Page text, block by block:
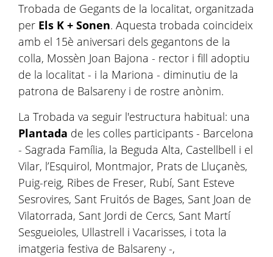
Trobada de Gegants de la localitat, organitzada
per Els K + Sonen. Aquesta trobada coincideix
amb el 15è aniversari dels gegantons de la
colla, Mossèn Joan Bajona - rector i fill adoptiu
de la localitat - i la Mariona - diminutiu de la
patrona de Balsareny i de rostre anònim.
La Trobada va seguir l'estructura habitual: una
Plantada de les colles participants - Barcelona
- Sagrada Família, la Beguda Alta, Castellbell i el
Vilar, l’Esquirol, Montmajor, Prats de Lluçanès,
Puig-reig, Ribes de Freser, Rubí, Sant Esteve
Sesrovires, Sant Fruitós de Bages, Sant Joan de
Vilatorrada, Sant Jordi de Cercs, Sant Martí
Sesgueioles, Ullastrell i Vacarisses, i tota la
imatgeria festiva de Balsareny -,